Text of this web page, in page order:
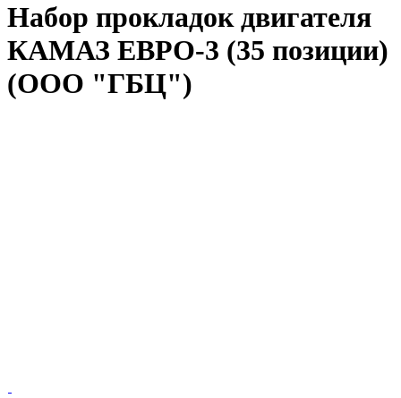
Набор прокладок двигателя
КАМАЗ ЕВРО-3 (35 позиции)
(ООО "ГБЦ")